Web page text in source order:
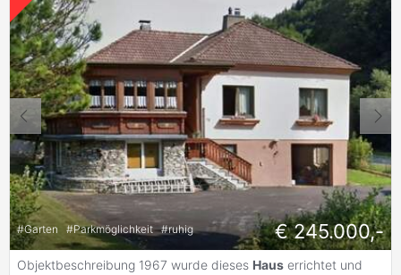
#Garten #Parkmöglichkeit #ruhig € 245.000,-
Objektbeschreibung 1967 wurde dieses Haus errichtet und